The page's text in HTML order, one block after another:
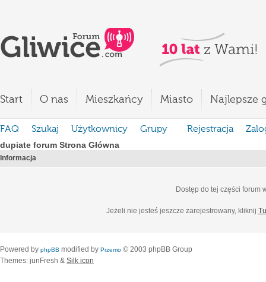
Start O nas Mieszkańcy Miasto Najlepsze
FAQ Szukaj Użytkownicy Grupy Rejestracja
dupiate forum Strona Główna
Informacja
Dostęp do tej części forum
Jeżeli nie jesteś jeszcze zarejestrowany, kliknij
Powered by phpBB modified by Przemo © 2003 phpBB Group
Themes: junFresh & Silk icon